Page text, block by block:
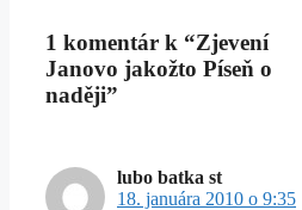
1 komentár k “Zjevení
Janovo jakožto Píseň o
naději”
lubo batka st
18. januára 2010 o 9:35